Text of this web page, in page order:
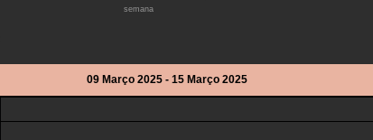
semana
09 Março 2025 - 15 Março 2025